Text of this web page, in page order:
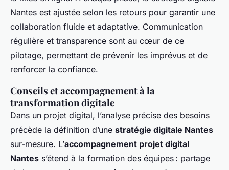
Nantes est ajustée selon les retours pour garantir une
collaboration fluide et adaptative. Communication
régulière et transparence sont au cœur de ce
pilotage, permettant de prévenir les imprévus et de
renforcer la confiance.
Conseils et accompagnement à la
transformation digitale
Dans un projet digital, l’analyse précise des besoins
précède la définition d’une stratégie digitale Nantes
sur-mesure. L’accompagnement projet digital
Nantes s’étend à la formation des équipes : partage